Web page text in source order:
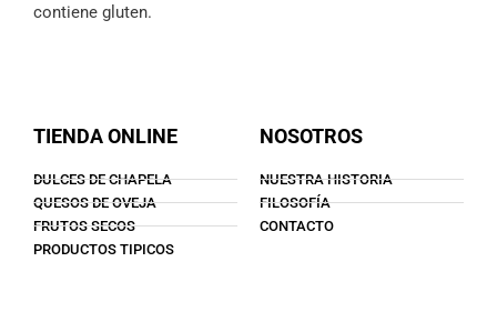
contiene gluten.
TIENDA ONLINE
DULCES DE CHAPELA
QUESOS DE OVEJA
FRUTOS SECOS
PRODUCTOS TIPICOS
NOSOTROS
NUESTRA HISTORIA
FILOSOFÍA
CONTACTO